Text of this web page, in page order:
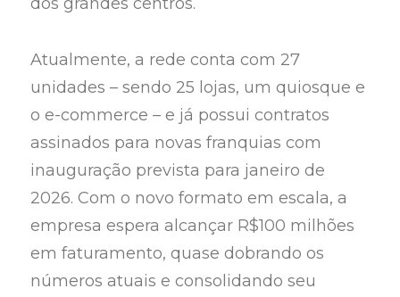
Atualmente, a rede conta com 27
unidades – sendo 25 lojas, um quiosque e
o e-commerce – e já possui contratos
assinados para novas franquias com
inauguração prevista para janeiro de
2026. Com o novo formato em escala, a
empresa espera alcançar R$100 milhões
em faturamento, quase dobrando os
números atuais e consolidando seu